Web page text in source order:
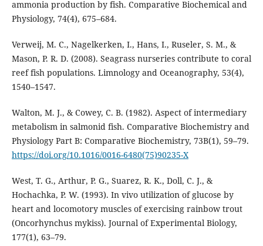
ammonia production by fish. Comparative Biochemical and
Physiology, 74(4), 675–684.
Verweij, M. C., Nagelkerken, I., Hans, I., Ruseler, S. M., &
Mason, P. R. D. (2008). Seagrass nurseries contribute to coral
reef fish populations. Limnology and Oceanography, 53(4),
1540–1547.
Walton, M. J., & Cowey, C. B. (1982). Aspect of intermediary
metabolism in salmonid fish. Comparative Biochemistry and
Physiology Part B: Comparative Biochemistry, 73B(1), 59–79.
https://doi.org/10.1016/0016-6480(75)90235-X
West, T. G., Arthur, P. G., Suarez, R. K., Doll, C. J., &
Hochachka, P. W. (1993). In vivo utilization of glucose by
heart and locomotory muscles of exercising rainbow trout
(Oncorhynchus mykiss). Journal of Experimental Biology,
177(1), 63–79.